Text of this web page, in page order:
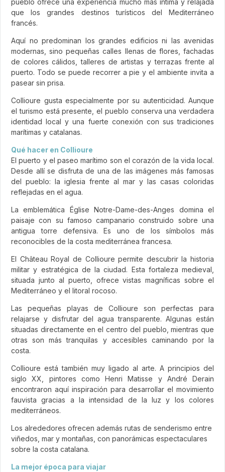
que los grandes destinos turísticos del Mediterráneo
francés.
Aquí no predominan los grandes edificios ni las avenidas
modernas, sino pequeñas calles llenas de flores, fachadas
de colores cálidos, talleres de artistas y terrazas frente al
puerto. Todo se puede recorrer a pie y el ambiente invita a
pasear sin prisa.
Collioure gusta especialmente por su autenticidad. Aunque
el turismo está presente, el pueblo conserva una verdadera
identidad local y una fuerte conexión con sus tradiciones
marítimas y catalanas.
Qué hacer en Collioure
El puerto y el paseo marítimo son el corazón de la vida local.
Desde allí se disfruta de una de las imágenes más famosas
del pueblo: la iglesia frente al mar y las casas coloridas
reflejadas en el agua.
La emblemática Église Notre-Dame-des-Anges domina el
paisaje con su famoso campanario construido sobre una
antigua torre defensiva. Es uno de los símbolos más
reconocibles de la costa mediterránea francesa.
El Château Royal de Collioure permite descubrir la historia
militar y estratégica de la ciudad. Esta fortaleza medieval,
situada junto al puerto, ofrece vistas magníficas sobre el
Mediterráneo y el litoral rocoso.
Las pequeñas playas de Collioure son perfectas para
relajarse y disfrutar del agua transparente. Algunas están
situadas directamente en el centro del pueblo, mientras que
otras son más tranquilas y accesibles caminando por la
costa.
Collioure está también muy ligado al arte. A principios del
siglo XX, pintores como Henri Matisse y André Derain
encontraron aquí inspiración para desarrollar el movimiento
fauvista gracias a la intensidad de la luz y los colores
mediterráneos.
Los alrededores ofrecen además rutas de senderismo entre
viñedos, mar y montañas, con panorámicas espectaculares
sobre la costa catalana.
La mejor época para viajar